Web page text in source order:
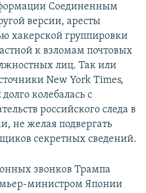
Соединенным
версии, аресты
хакерской группировки
к взломам почтовых
лиц. Так или
New York Times,
долго колебалась с
российского следа в
не желая подвергать
секретных сведений.
звонков Трампа
министром Японии